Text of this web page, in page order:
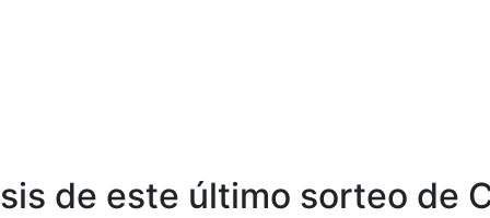
de este último sorteo de